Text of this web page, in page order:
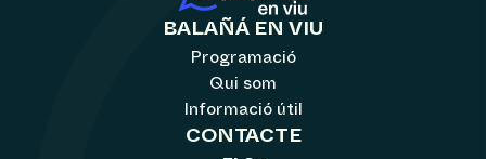
BALAÑÁ EN VIU
Programació
Qui som
Informació útil
CONTACTE